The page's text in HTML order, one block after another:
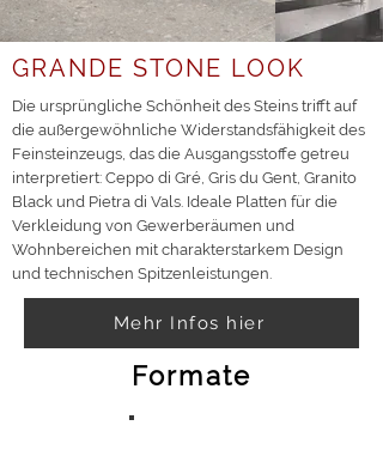
GRANDE STONE LOOK
Die ursprüngliche Schönheit des Steins trifft auf
die außergewöhnliche Widerstandsfähigkeit des
Feinsteinzeugs, das die Ausgangsstoffe getreu
interpretiert: Ceppo di Gré, Gris du Gent, Granito
Black und Pietra di Vals. Ideale Platten für die
Verkleidung von Gewerberäumen und
Wohnbereichen mit charakterstarkem Design
und technischen Spitzenleistungen.
Mehr Infos hier
Formate